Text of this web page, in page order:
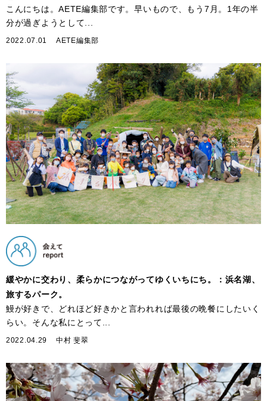
こんにちは。AETE編集部です。早いもので、もう7月。1年の半
分が過ぎようとして...
2022.07.01 AETE編集部
緩やかに交わり、柔らかにつながってゆくいちにち。：浜名湖、
旅するパーク。
鰻が好きで、どれほど好きかと言われれば最後の晩餐にしたいく
らい。そんな私にとって...
2022.04.29 中村 斐翠